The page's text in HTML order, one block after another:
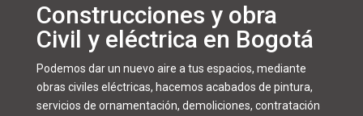
Construcciones y obra
Civil y eléctrica en Bogotá
Podemos dar un nuevo aire a tus espacios, mediante
obras civiles eléctricas, hacemos acabados de pintura,
servicios de ornamentación, demoliciones, contratación